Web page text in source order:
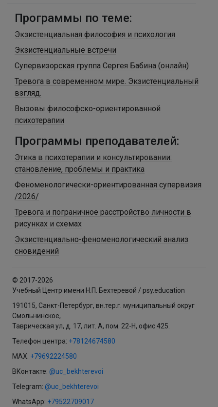
Программы по теме:
Экзистенциальная философия и психология
Экзистенциальные встречи
Супервизорская группа Сергея Бабина (онлайн)
Тревога в современном мире. Экзистенциальный
взгляд.
Вызовы философско-ориентированной
психотерапии
Программы преподавателей:
Этика в психотерапии и консультировании:
становление, проблемы и практика
Феноменологически-ориентированная супервизия
/2026/
Тревога и пограничное расстройство личности в
рисунках и схемах
Экзистенциально-феноменологический анализ
сновидений
© 2017-2026
Учебный Центр имени Н.П. Бехтеревой / psy.education
191015, Санкт-Петербург, вн.тер.г. муниципальный округ
Смольнинское,
Таврическая ул, д. 17, лит. А, пом. 22-Н, офис 425.
Телефон центра: +78124674580
MAX: +79692224580
ВКонтакте: @uc_bekhterevoi
Telegram: @uc_bekhterevoi
WhatsApp: +79522709017